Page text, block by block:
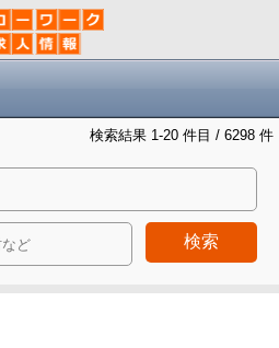
検索結果 1-20 件目 / 6298 件
検索